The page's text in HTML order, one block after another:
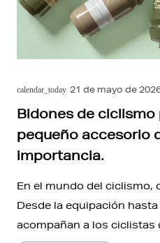
calendar_today 21 de mayo de
Bidones de ciclismo
pequeño accesorio
importancia.
En el mundo del ciclismo,
Desde la equipación
acompañan a los